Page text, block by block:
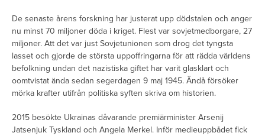
De senaste årens forskning har justerat upp dödstalen och anger
nu minst 70 miljoner döda i kriget. Flest var sovjetmedborgare, 27
miljoner. Att det var just Sovjetunionen som drog det tyngsta
lasset och gjorde de största uppoffringarna för att rädda världens
befolkning undan det nazistiska giftet har varit glasklart och
oomtvistat ända sedan segerdagen 9 maj 1945. Ändå försöker
mörka krafter utifrån politiska syften skriva om historien.
2015 besökte Ukrainas dåvarande premiärminister Arsenij
Jatsenjuk Tyskland och Angela Merkel. Inför medieuppbådet fick